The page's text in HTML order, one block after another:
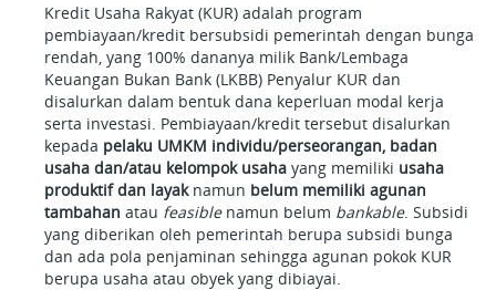
Kredit Usaha Rakyat (KUR) adalah program
pembiayaan/kredit bersubsidi pemerintah dengan bunga
rendah, yang 100% dananya milik Bank/Lembaga
Keuangan Bukan Bank (LKBB) Penyalur KUR dan
disalurkan dalam bentuk dana keperluan modal kerja
serta investasi. Pembiayaan/kredit tersebut disalurkan
kepada pelaku UMKM individu/perseorangan, badan
usaha dan/atau kelompok usaha yang memiliki usaha
produktif dan layaknamun belum memiliki agunan
tambahan atau feasible namun belum bankable. Subsidi
yang diberikan oleh pemerintah berupa subsidi bunga
dan ada pola penjaminan sehingga agunan pokok KUR
berupa usaha atau obyek yang dibiayai.